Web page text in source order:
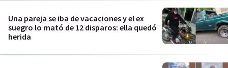
Una pareja se iba de vacaciones y el ex
suegro lo mató de 12 disparos: ella quedó
herida